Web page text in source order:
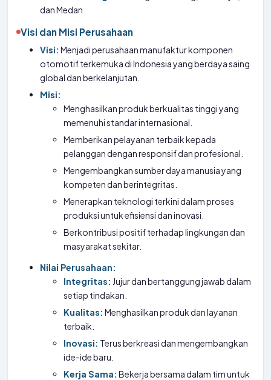
dan Medan
Visi dan Misi Perusahaan
Visi: Menjadi perusahaan manufaktur komponen
otomotif terkemuka di Indonesia yang berdaya saing
global dan berkelanjutan.
Misi:
Menghasilkan produk berkualitas tinggi yang
memenuhi standar internasional.
Memberikan pelayanan terbaik kepada
pelanggan dengan responsif dan profesional.
Mengembangkan sumber daya manusia yang
kompeten dan berintegritas.
Menerapkan teknologi terkini dalam proses
produksi untuk efisiensi dan inovasi.
Berkontribusi positif terhadap lingkungan dan
masyarakat sekitar.
Nilai Perusahaan:
Integritas: Jujur dan bertanggung jawab dalam
setiap tindakan.
Kualitas: Menghasilkan produk dan layanan
terbaik.
Inovasi: Terus berkreasi dan mengembangkan
ide-ide baru.
Kerja Sama: Bekerja bersama dalam tim untuk